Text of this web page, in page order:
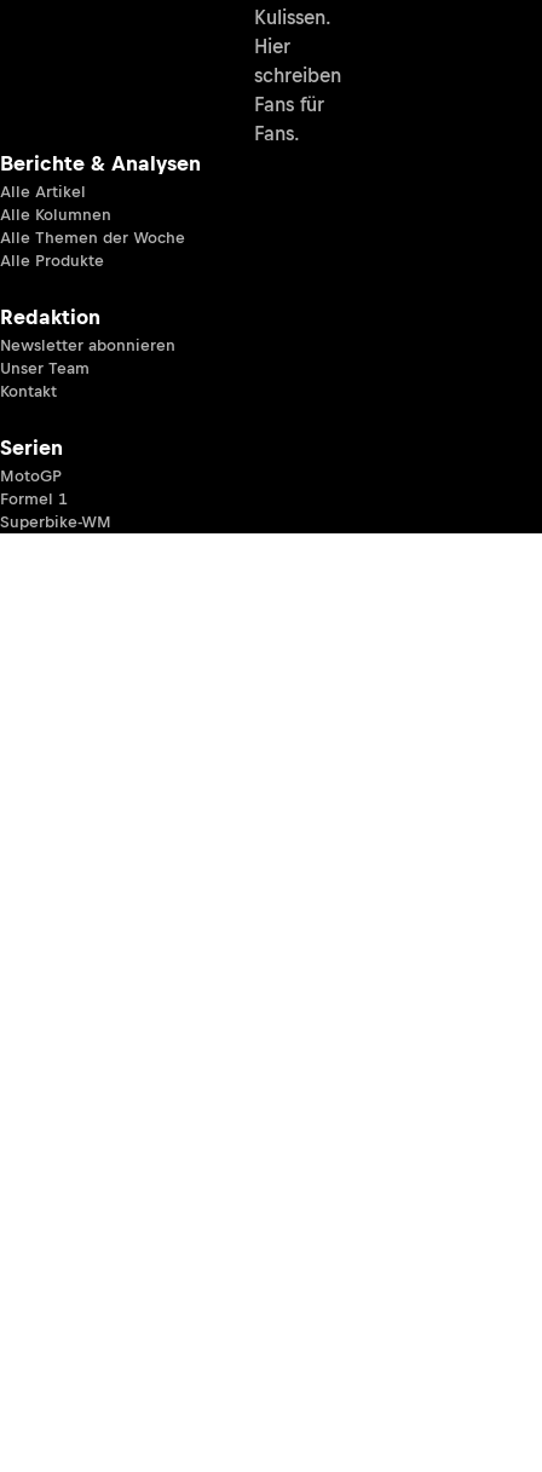
Kulissen.
Hier
schreiben
Fans für
Fans.
Berichte & Analysen
Alle Artikel
Alle Kolumnen
Alle Themen der Woche
Alle Produkte
Redaktion
Newsletter abonnieren
Unser Team
Kontakt
Serien
MotoGP
Formel 1
Superbike-WM